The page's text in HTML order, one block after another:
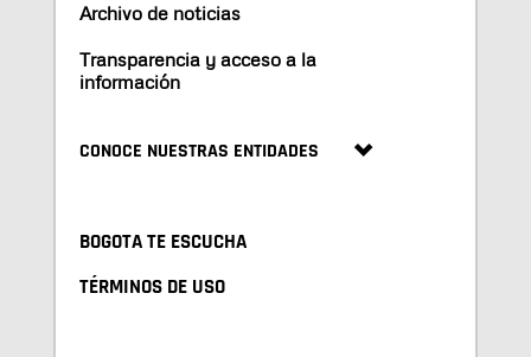
Archivo de noticias
Transparencia y acceso a la
información
CONOCE NUESTRAS ENTIDADES
BOGOTA TE ESCUCHA
TÉRMINOS DE USO